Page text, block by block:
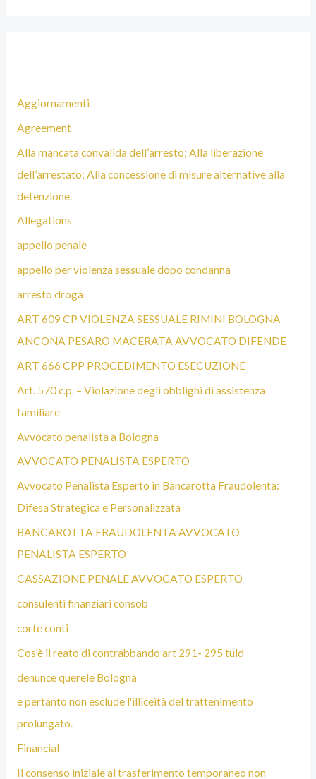
Aggiornamenti
Agreement
Alla mancata convalida dell’arresto; Alla liberazione
dell’arrestato; Alla concessione di misure alternative alla
detenzione.
Allegations
appello penale
appello per violenza sessuale dopo condanna
arresto droga
ART 609 CP VIOLENZA SESSUALE RIMINI BOLOGNA
ANCONA PESARO MACERATA AVVOCATO DIFENDE
ART 666 CPP PROCEDIMENTO ESECUZIONE
Art. 570 c.p. – Violazione degli obblighi di assistenza
familiare
Avvocato penalista a Bologna
AVVOCATO PENALISTA ESPERTO
Avvocato Penalista Esperto in Bancarotta Fraudolenta:
Difesa Strategica e Personalizzata
BANCAROTTA FRAUDOLENTA AVVOCATO
PENALISTA ESPERTO
CASSAZIONE PENALE AVVOCATO ESPERTO
consulenti finanziari consob
corte conti
Cos'è il reato di contrabbando art 291- 295 tuld
denunce querele Bologna
e pertanto non esclude l'illiceità del trattenimento
prolungato.
Financial
Il consenso iniziale al trasferimento temporaneo non